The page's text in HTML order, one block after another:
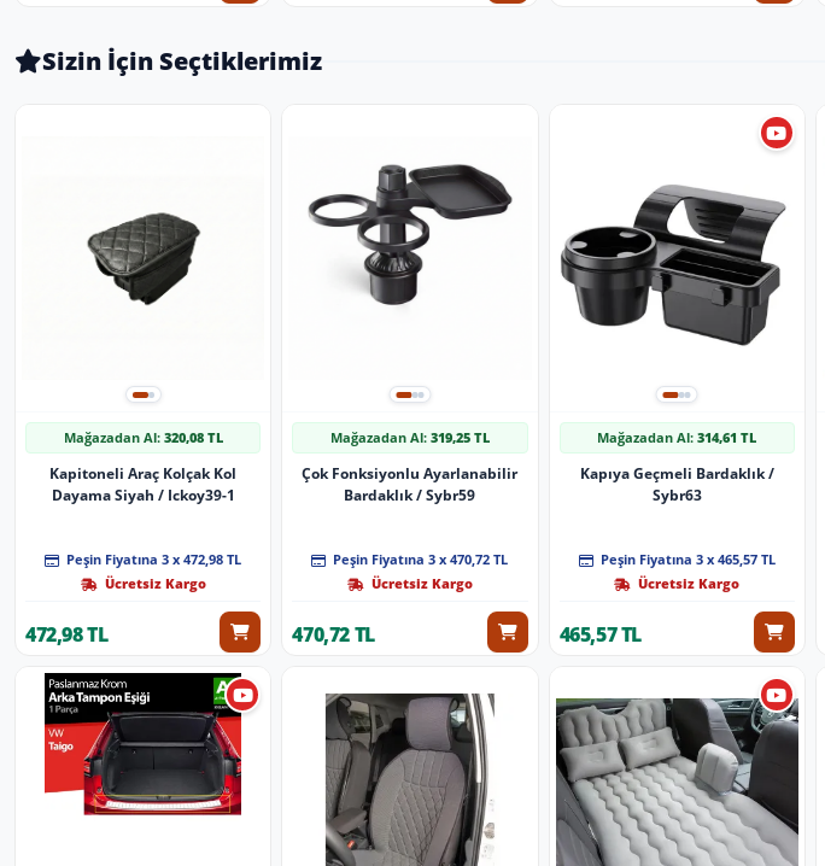
Sizin İçin Seçtiklerimiz
Mağazadan Al: 320,08 TL
Kapitoneli Araç Kolçak Kol
Dayama Siyah / Ickoy39-1
Peşin Fiyatına 3 x 472,98 TL
Ücretsiz Kargo
472,98 TL
Mağazadan Al: 319,25 TL
Çok Fonksiyonlu Ayarlanabilir
Bardaklık / Sybr59
Peşin Fiyatına 3 x 470,72 TL
Ücretsiz Kargo
470,72 TL
Mağazadan Al:314,61 TL
Kapıya Geçmeli Bardaklık /
Sybr63
Peşin Fiyatına 3 x 465,57 TL
Ücretsiz Kargo
465,57 TL